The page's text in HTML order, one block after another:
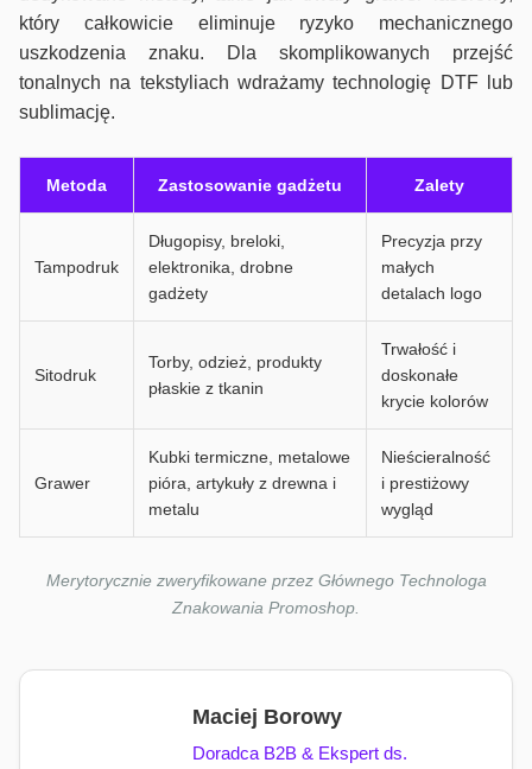
który całkowicie eliminuje ryzyko mechanicznego
uszkodzenia znaku. Dla skomplikowanych przejść
tonalnych na tekstyliach wdrażamy technologię DTF lub
sublimację.
Metoda Zastosowanie gadżetu Zalety
Tampodruk
Długopisy, breloki,
elektronika, drobne
gadżety
Precyzja przy
małych
detalach logo
Sitodruk
Torby, odzież, produkty
płaskie z tkanin
Trwałość i
doskonałe
krycie kolorów
Grawer
Kubki termiczne, metalowe
pióra, artykuły z drewna i
metalu
Nieścieralność
i prestiżowy
wygląd
Merytorycznie zweryfikowane przez Głównego Technologa
Znakowania Promoshop.
Maciej Borowy
Doradca B2B & Ekspert ds.